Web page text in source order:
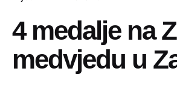
4 medalje na
medvjedu u